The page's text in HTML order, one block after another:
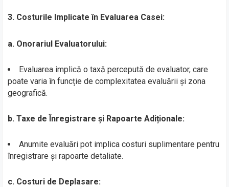
3. Costurile Implicate în Evaluarea Casei:
a. Onorariul Evaluatorului:
Evaluarea implică o taxă percepută de evaluator, care
poate varia în funcție de complexitatea evaluării și zona
geografică.
b. Taxe de Înregistrare și Rapoarte Adiționale:
Anumite evaluări pot implica costuri suplimentare pentru
înregistrare și rapoarte detaliate.
c. Costuri de Deplasare: